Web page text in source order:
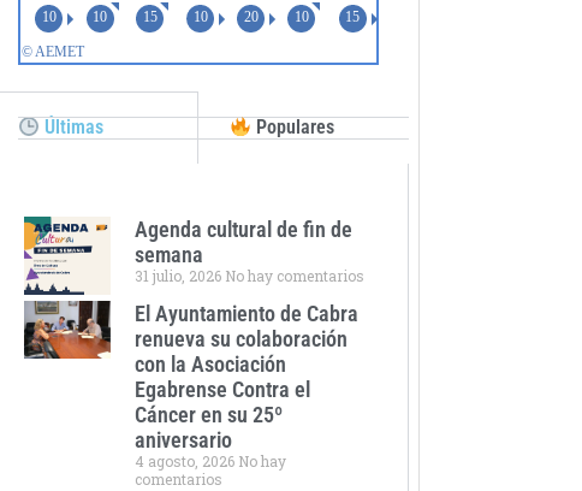
Últimas Populares
Agenda cultural de fin de
semana
31 julio, 2026 No hay comentarios
El Ayuntamiento de Cabra
renueva su colaboración
con la Asociación
Egabrense Contra el
Cáncer en su 25º
aniversario
4 agosto, 2026 No hay
comentarios